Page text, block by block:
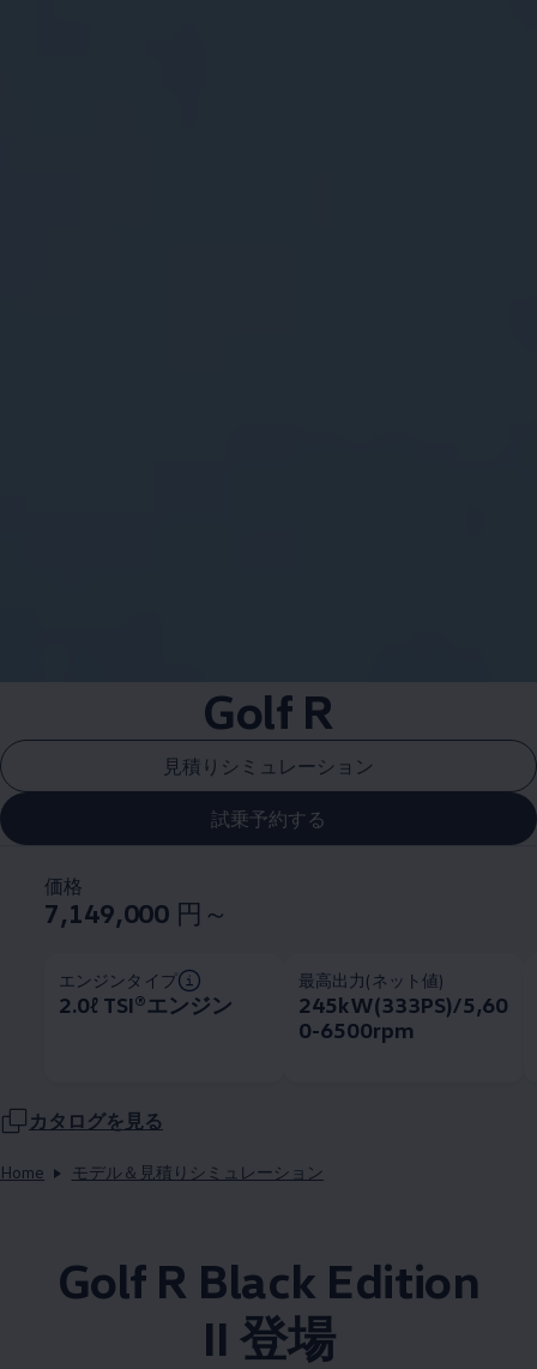
Golf R
見積りシミュレーション
試乗予約する
価格
7,149,000 円～
エンジンタイプ
2.0ℓ TSI®エンジン
最高出力(ネット値)
245kW(333PS)/5,60
0-6500rpm
カタログを見る
Home モデル＆見積りシミュレーション
Golf R Black Edition
II 登場